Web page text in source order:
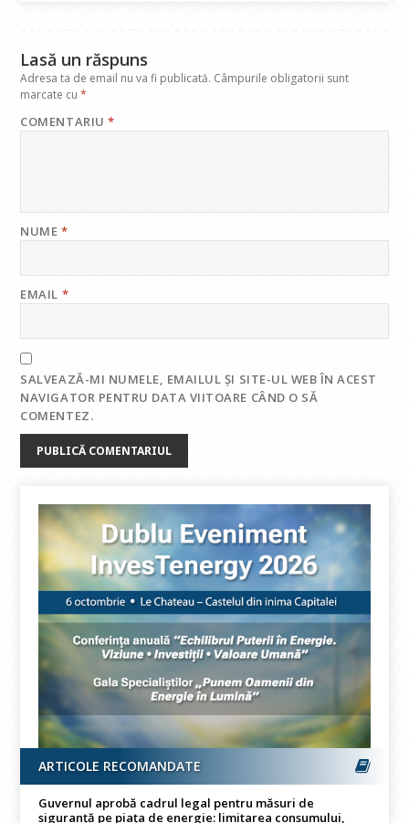
Lasă un răspuns
Adresa ta de email nu va fi publicată. Câmpurile obligatorii sunt
marcate cu*
COMENTARIU*
NUME*
EMAIL *
SALVEAZĂ-MI NUMELE, EMAILUL ȘI SITE-UL WEB ÎN ACEST
NAVIGATOR PENTRU DATA VIITOARE CÂND O SĂ
COMENTEZ.
ARTICOLE RECOMANDATE
Guvernul aprobă cadrul legal pentru măsuri de
siguranță pe piața de energie: limitarea consumului,